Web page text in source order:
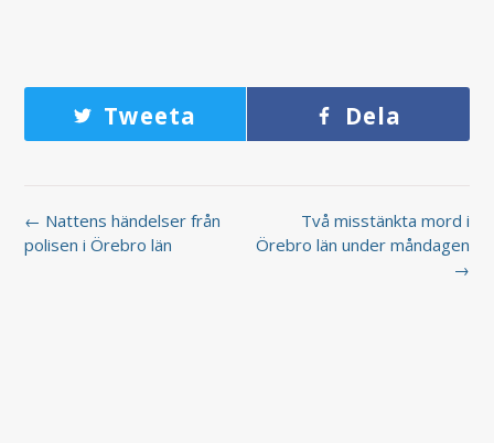
Tweeta Dela
← Nattens händelser från
polisen i Örebro län
Två misstänkta mord i
Örebro län under måndagen
→